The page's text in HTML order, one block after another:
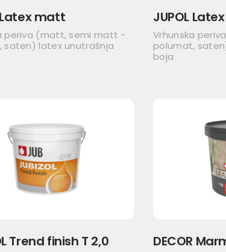
Latex matt
periva (matt, semi matt -
saten) latex unutrašnja
JUPOL
Vrhunska
polumat,
boja
Trend finish T 2,0
DECOR